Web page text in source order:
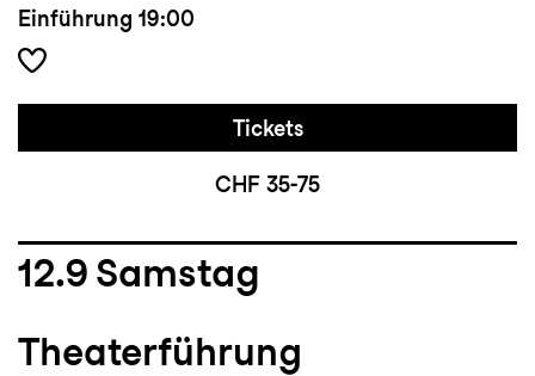
Einführung 19:00
Tickets
CHF 35-75
12.9 Samstag
Theaterführung